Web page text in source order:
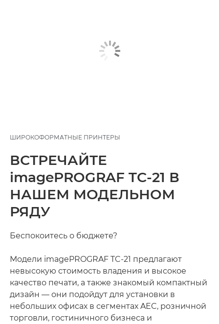
ШИРОКОФОРМАТНЫЕ ПРИНТЕРЫ
ВСТРЕЧАЙТЕ
imagePROGRAF TC-21 В
НАШЕМ МОДЕЛЬНОМ
РЯДУ
Беспокоитесь о бюджете?
Модели imagePROGRAF TC-21 предлагают
невысокую стоимость владения и высокое
качество печати, а также знакомый компактный
дизайн — они подойдут для установки в
небольших офисах в сегментах AEC, розничной
торговли, гостиничного бизнеса и